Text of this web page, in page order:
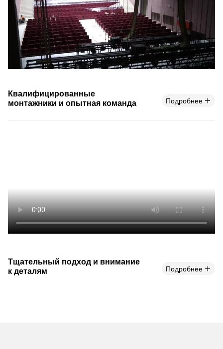
Квалифицированные
монтажники и опытная команда
Подробнее
Тщательный подход и внимание
к деталям
Подробнее